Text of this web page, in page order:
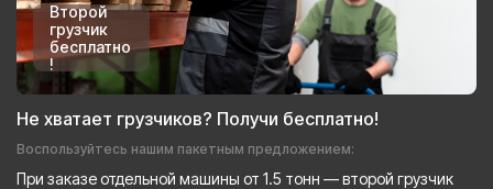
Второй
грузчик
бесплатно
!
Не хватает грузчиков? Получи бесплатно!
Воспользуйтесь нашим пакетным предложением:
При заказе отдельной машины от 1.5 тонн — второй грузчик